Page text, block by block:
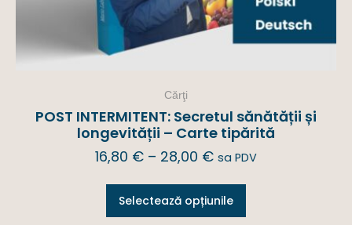
Cărţi
POST INTERMITENT: Secretul sănătății și
longevității – Carte tipărită
16,80 € – 28,00 € sa PDV
Selectează opțiunile